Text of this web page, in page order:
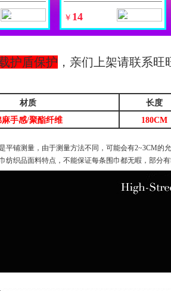
立即购买 ￥ 14 立即购买
护盾保护 ，亲们上架请联系
材质 长度
麻手感/聚酯纤维
180CM
平铺测量，由于测量方法不同，可能会有2~3CM的
纺织品面料特点，不能保证每条围巾都无暇，部分